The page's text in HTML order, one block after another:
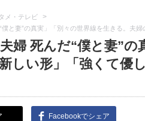
メ・テレビ >
僕と妻”の真実」「別々の世界線を生きる。夫
夫婦 死んだ“僕と妻”
しい形」「強くて優
Facebookでシェア